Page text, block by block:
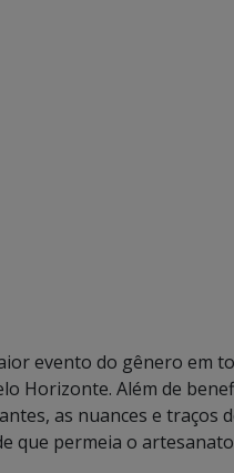
evento do gênero em
Horizonte. Além de
as nuances e traços
que permeia o